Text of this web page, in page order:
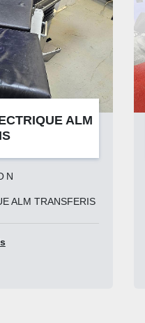
ELECTRIQUE ALM
ST
ALM STERIS ST
les détails